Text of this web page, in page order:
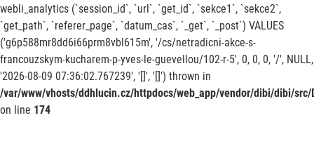
webli_analytics (`session_id`, `url`, `get_id`, `sekce1`, `sekce2`,
`get_path`, `referer_page`, `datum_cas`, `_get`, `_post`) VALUES
('g6p588mr8dd6i66prm8vbl615m', '/cs/netradicni-akce-s-
francouzskym-kucharem-p-yves-le-guevellou/102-r-5', 0, 0, 0, '/', NULL,
'2026-08-09 07:36:02.767239', '[]', '[]') thrown in
/var/www/vhosts/ddhlucin.cz/httpdocs/web_app/vendor/dibi/dibi/
on line 174